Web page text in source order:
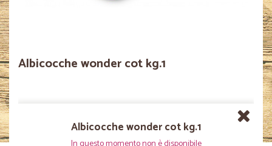
Albicocche wonder cot kg.1
Albicocche wonder cot kg.1